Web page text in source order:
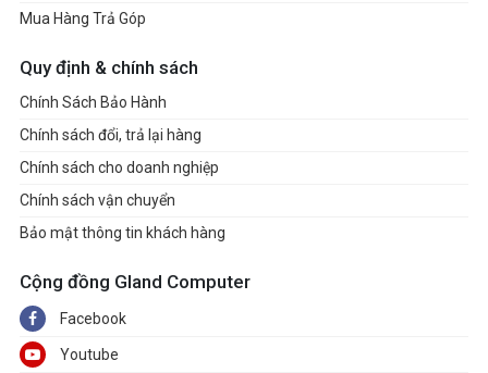
Mua Hàng Trả Góp
Quy định & chính sách
Chính Sách Bảo Hành
Chính sách đổi, trả lại hàng
Chính sách cho doanh nghiệp
Chính sách vận chuyển
Bảo mật thông tin khách hàng
Cộng đồng Gland Computer
Facebook
Youtube